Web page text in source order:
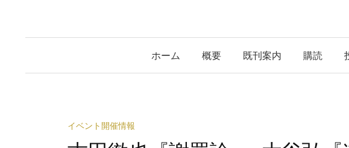
ッ
ホーム 概要 既刊案内 購読
イベント開催情報